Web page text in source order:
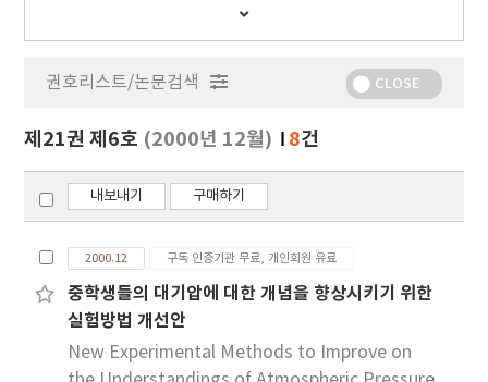
간
행
보
기
권호리스트/논문검색 CLOSE
제21권 제6호 (2000년 12월) 8건
내보내기 구매하기
2000.12 구독 인증기관 무료, 개인회원 유료
중학생들의 대기압에 대한 개념을 향상시키기 위한
실험방법 개선안
New Experimental Methods to Improve on